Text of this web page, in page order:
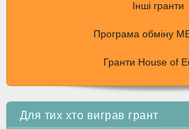
Інші гранти
Програма обміну
Гранти House of
Для тих хто виграв грант